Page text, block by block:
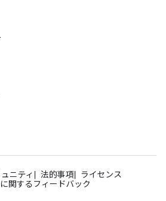
ニティ 法的事項
ライセンス
関するフィードバック